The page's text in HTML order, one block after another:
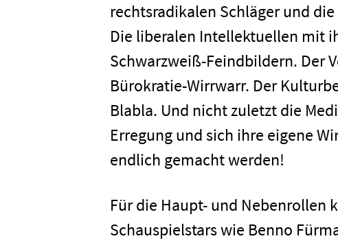
rechtsradikalen Schläger und
Die liberalen Intellektuellen mit
Schwarzweiß-Feindbildern. Der
Bürokratie-Wirrwarr. Der
Blabla. Und nicht zuletzt die
Erregung und sich ihre eigene
endlich gemacht werden!
Für die Haupt- und Nebenrollen
Schauspielstars wie Benno
Home
Unternehmen
Presse